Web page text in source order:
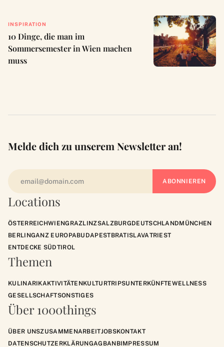
INSPIRATION
10 Dinge, die man im
Sommersemester in Wien machen
muss
Locations
ÖSTERREICHWIENGRAZLINZSALZBURGDEUTSCHLANDMÜNCHEN
BERLINGANZ EUROPABUDAPESTBRATISLAVATRIEST
ENTDECKE SÜDTIROL
Themen
KULINARIKAKTIVITÄTENKULTURTRIPSUNTERKÜNFTEWELLNESS
GESELLSCHAFTSONSTIGES
Über 1000things
ÜBER UNSZUSAMMENARBEITJOBSKONTAKT
DATENSCHUTZERKLÄRUNGAGBANBIMPRESSUM
Melde dich zu unserem Newsletter an!